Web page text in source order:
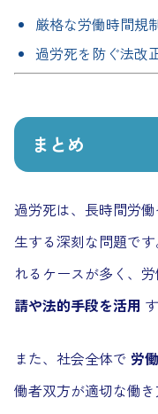
厳格な労働時間規
過労死を防ぐ法改
まとめ
過労死は、長時間労
生する深刻な問題で
れるケースが多く、
請や法的手段を活用
また、社会全体で 労
働者双方が適切な働